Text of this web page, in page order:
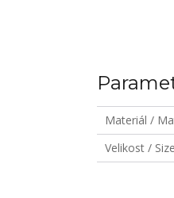
Materiál /
Velikost / Size